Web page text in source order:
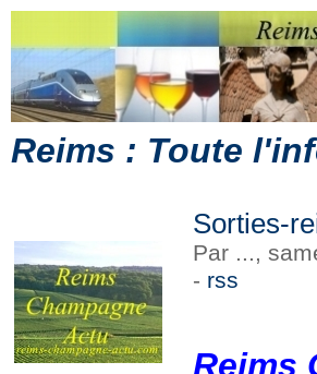
Reims : Toute
Sorties-
Par ...,
- rss
Reims